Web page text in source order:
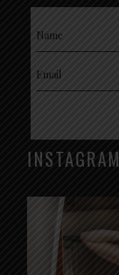
INSTAGRAM